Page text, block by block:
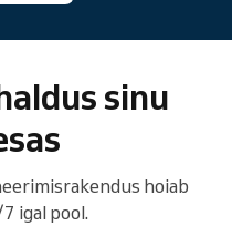
sinu
hoiab
igal pool.